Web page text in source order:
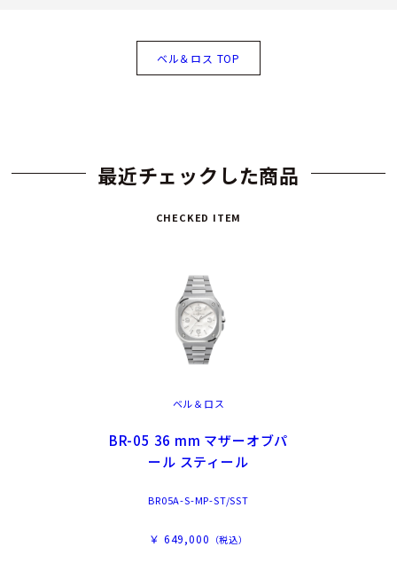
ベル＆ロス TOP
最近チェックした商品
CHECKED ITEM
ベル＆ロス
BR-05 36 mm マザーオブパ
ール スティール
BR05A-S-MP-ST/SST
￥ 649,000 （税込）